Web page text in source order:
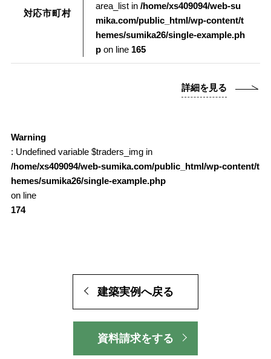
対応市町村
area_list in /home/xs409094/web-su
mika.com/public_html/wp-content/t
hemes/sumika26/single-example.ph
pon line 165
詳細を見る
Warning
: Undefined variable $traders_img in
/home/xs409094/web-sumika.com/public_html/wp-content/t
hemes/sumika26/single-example.php
on line
174
建築実例へ戻る
資料請求をする